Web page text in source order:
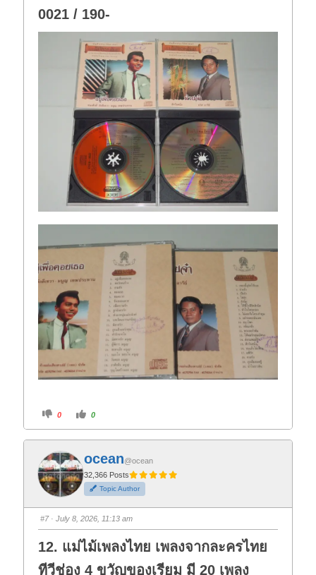
0021 / 190-
C
i
f
o
r
t
h
u
m
d
o
n
.
0
C
i
o
t
h
u
m
u
p
0
ocean@ocean
32,366 Posts
Topic Author
#7· July 8, 2026, 11:13 am
12. แม่ไม้เพลงไทย เพลงจากละครไทย
ทีวีช่อง 4 ขวัญของเรียม มี 20 เพลง